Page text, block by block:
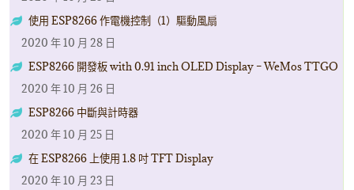
使用 ESP8266 作電機控制（1）驅動風扇
2020 年 10 月 28 日
ESP8266 開發板 with 0.91 inch OLED Display – WeMos TTGO
2020 年 10 月 26 日
ESP8266 中斷與計時器
2020 年 10 月 25 日
在 ESP8266 上使用 1.8 吋 TFT Display
2020 年 10 月 23 日